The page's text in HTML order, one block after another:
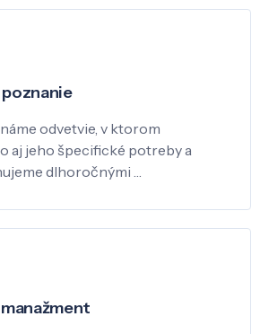
odvetvie, v ktorom
aj jeho špecifické potreby a
dlhoročnými …